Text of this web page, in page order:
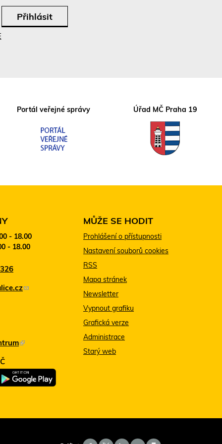
Portál veřejné správy Úřad MČ Praha 19
- 18.00
- 18.00
(
a
o
d
(
e
n
MŮŽE SE HODIT
Prohlášení o přístupnosti
Nastavení souborů cookies
RSS
Mapa stránek
Newsletter
Vypnout grafiku
Grafická verze
Administrace
Starý web